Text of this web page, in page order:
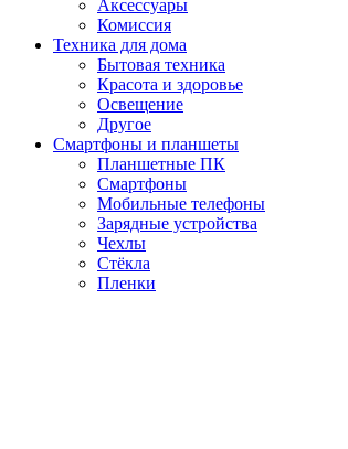
Аксессуары
Комиссия
Техника для дома
Бытовая техника
Красота и здоровье
Освещение
Другое
Смартфоны и планшеты
Планшетные ПК
Смартфоны
Мобильные телефоны
Зарядные устройства
Чехлы
Стёкла
Пленки